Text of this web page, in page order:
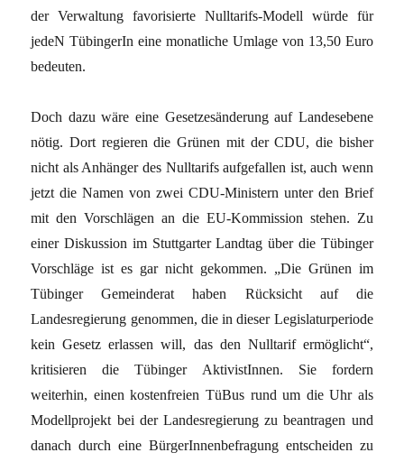
der Verwaltung favorisierte Nulltarifs-Modell würde für
jedeN TübingerIn eine monatliche Umlage von 13,50 Euro
bedeuten.
Doch dazu wäre eine Gesetzesänderung auf Landesebene
nötig. Dort regieren die Grünen mit der CDU, die bisher
nicht als Anhänger des Nulltarifs aufgefallen ist, auch wenn
jetzt die Namen von zwei CDU-Ministern unter den Brief
mit den Vorschlägen an die EU-Kommission stehen. Zu
einer Diskussion im Stuttgarter Landtag über die Tübinger
Vorschläge ist es gar nicht gekommen. „Die Grünen im
Tübinger Gemeinderat haben Rücksicht auf die
Landesregierung genommen, die in dieser Legislaturperiode
kein Gesetz erlassen will, das den Nulltarif ermöglicht“,
kritisieren die Tübinger AktivistInnen. Sie fordern
weiterhin, einen kostenfreien TüBus rund um die Uhr als
Modellprojekt bei der Landesregierung zu beantragen und
danach durch eine BürgerInnenbefragung entscheiden zu